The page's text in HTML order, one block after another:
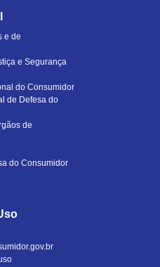
e de
e Segurança
do Consumidor
de Defesa do
de
do Consumidor